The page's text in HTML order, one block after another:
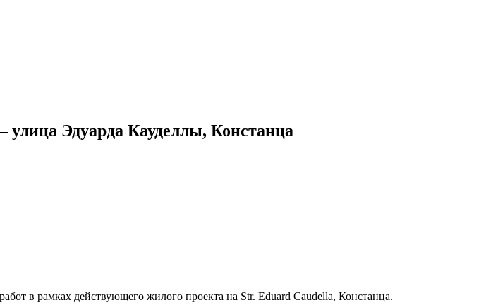
улица Эдуарда Кауделлы, Констанца
в рамках действующего жилого проекта на Str. Eduard Caudella, Констанца.